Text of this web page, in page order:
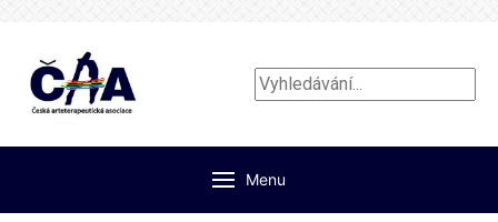
Vyhledávání...
Menu